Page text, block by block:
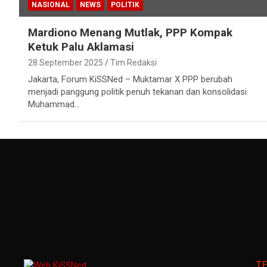
NASIONAL NEWS POLITIK
Mardiono Menang Mutlak, PPP Kompak
Ketuk Palu Aklamasi
28 September 2025 Tim Redaksi
Jakarta, Forum KiSSNed – Muktamar X PPP berubah
menjadi panggung politik penuh tekanan dan konsolidasi.
Muhammad…